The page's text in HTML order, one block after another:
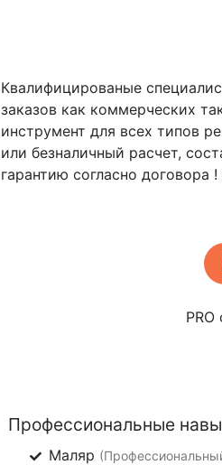
Квалифицированые
заказов как коммерческих
инструмент для всех типов
или безналичный расчет,
гарантию согласно договора
PRO
Профессиональные
Маляр